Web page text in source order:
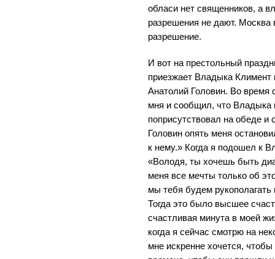
обласи нет священников, а
разрешения не дают.
разрешение.
И вот на престольный
приезжает Владыка Климент
Анатолий Головин. Во время
мня и сообщил, что Владыка
поприсутствовал на обеде и
Головин опять меня
к нему.» Когда я подошел к
«Володя, ты хочешь быть
меня все мечты только об
мы тебя будем
Тогда это было высшее
счастливая минута в моей
когда я сейчас смотрю на
мне искренне хочется,